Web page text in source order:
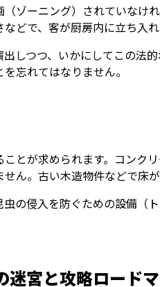
ゾーニング）されていなけ
どで、客が厨房内に立ち入
しつつ、いかにしてこの法
忘れてはなりません。
とが求められます。コンク
ん。古い木造物件などで床
の侵入を防ぐための設備（
迷宮と攻略ロード